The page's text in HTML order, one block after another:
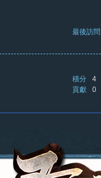
最後訪問
積分 4
貢獻 0